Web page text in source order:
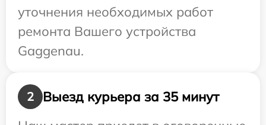
уточнения необходимых работ
ремонта Вашего устройства
Gaggenau.
2
Выезд курьера за 35 минут